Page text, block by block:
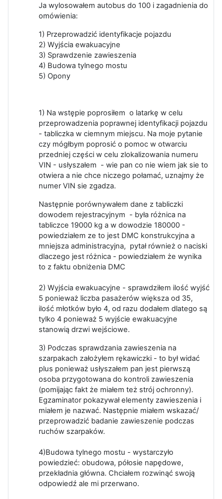
Ja wylosowałem autobus do 100 i zagadnienia do
omówienia:
1) Przeprowadzić identyfikacje pojazdu
2) Wyjścia ewakuacyjne
3) Sprawdzenie zawieszenia
4) Budowa tylnego mostu
5) Opony
1) Na wstępie poprosiłem o latarkę w celu
przeprowadzenia poprawnej identyfikacji pojazdu
- tabliczka w ciemnym miejscu. Na moje pytanie
czy mógłbym poprosić o pomoc w otwarciu
przedniej części w celu zlokalizowania numeru
VIN - usłyszałem - wie pan co nie wiem jak sie to
otwiera a nie chce niczego połamać, uznajmy że
numer VIN sie zgadza.
Następnie porównywałem dane z tabliczki
dowodem rejestracyjnym - była różnica na
tabliczce 19000 kg a w dowodzie 180000 -
powiedziałem ze to jest DMC konstrukcyjna a
mniejsza administracyjna, pytał również o naciski
dlaczego jest różnica - powiedziałem że wynika
to z faktu obniżenia DMC
2) Wyjścia ewakuacyjne - sprawdziłem ilość wyjść
5 ponieważ liczba pasażerów większa od 35,
ilość młotków było 4, od razu dodałem dlatego są
tylko 4 ponieważ 5 wyjście ewakuacyjne
stanowią drzwi wejściowe.
3) Podczas sprawdzania zawieszenia na
szarpakach założyłem rękawiczki - to był widać
plus ponieważ usłyszałem pan jest pierwszą
osoba przygotowana do kontroli zawieszenia
(pomijając fakt że miałem też strój ochronny).
Egzaminator pokazywał elementy zawieszenia i
miałem je nazwać. Następnie miałem wskazać/
przeprowadzić badanie zawieszenie podczas
ruchów szarpaków.
4)Budowa tylnego mostu - wystarczyło
powiedzieć: obudowa, półosie napędowe,
przekładnia główna. Chciałem rozwinąć swoją
odpowiedź ale mi przerwano.